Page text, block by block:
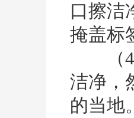
口擦洁
掩盖标
（4
洁净，
的当地